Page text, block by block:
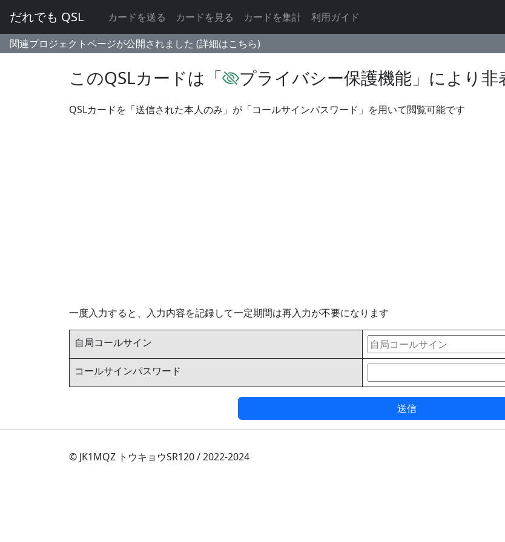
だれでも QSL カードを送る カードを見る カードを集計
利用ガイド
関連プロジェクトページが公開されました (詳細はこちら)
このQSLカードは「 プライバシー保護機能」により
QSLカードを「送信された本人のみ」が「コールサインパスワード」を用いて閲覧可能です
一度入力すると、入力内容を記録して一定期間は再入力が不要になります
自局コールサイン
コールサインパスワード
© JK1MQZ トウキョウSR120 / 2022-2024